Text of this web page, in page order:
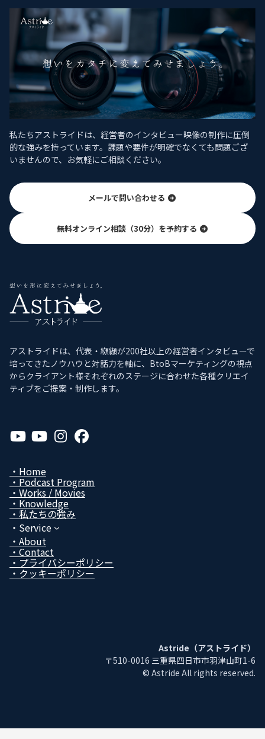
私たちアストライドは、経営者のインタビュー映像の制作に圧倒
的な強みを持っています。課題や要件が明確でなくても問題ござ
いませんので、お気軽にご相談ください。
メールで問い合わせる
無料オンライン相談（30分）を予約する
アストライドは、代表・纐纈が200社以上の経営者インタビューで
培ってきたノウハウと対話力を軸に、BtoBマーケティングの視点
からクライアント様それぞれのステージに合わせた各種クリエイ
ティブをご提案・制作します。
ア
イ
リ
ン
ク
ア
イ
リ
ン
ク
ア
イ
ン
ク
ア
イ
ン
ク
Home
Podcast Program
Works / Movies
Know­ledge
私たちの強み
Service
About
Contact
プライバシーポリシー
クッキーポリシー
Astride（アストライド）
〒510-0016 三重県四日市市羽津山町1-6
© Astride All rights reserved.